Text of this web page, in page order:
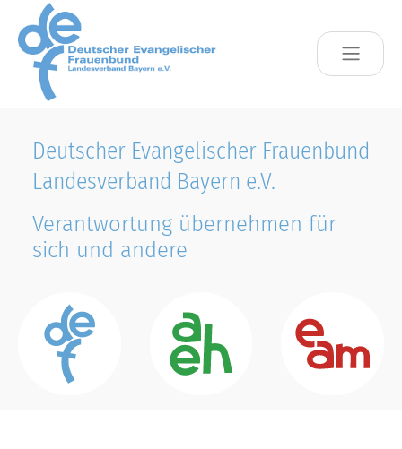
Skip to main content
Deutscher Evangelischer Frauenbund
Landesverband Bayern e.V.
Verantwortung übernehmen für
sich und andere